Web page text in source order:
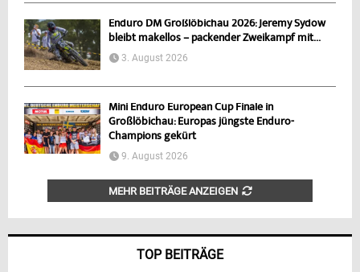
Enduro DM Großlöbichau 2026: Jeremy Sydow
bleibt makellos – packender Zweikampf mit...
3. August 2026
Mini Enduro European Cup Finale in
Großlöbichau: Europas jüngste Enduro-
Champions gekürt
9. August 2026
MEHR BEITRÄGE ANZEIGEN
TOP BEITRÄGE